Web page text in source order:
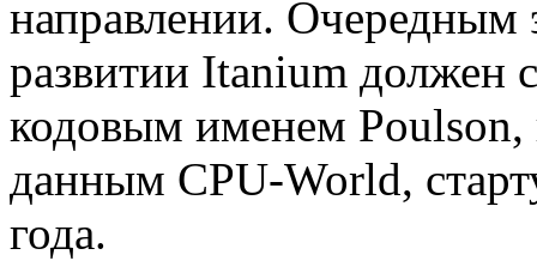
направлении. Очередным
развитии Itanium должен
кодовым именем Poulson,
данным CPU-World,
года.